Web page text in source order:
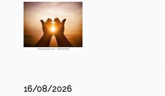
16/08/2026